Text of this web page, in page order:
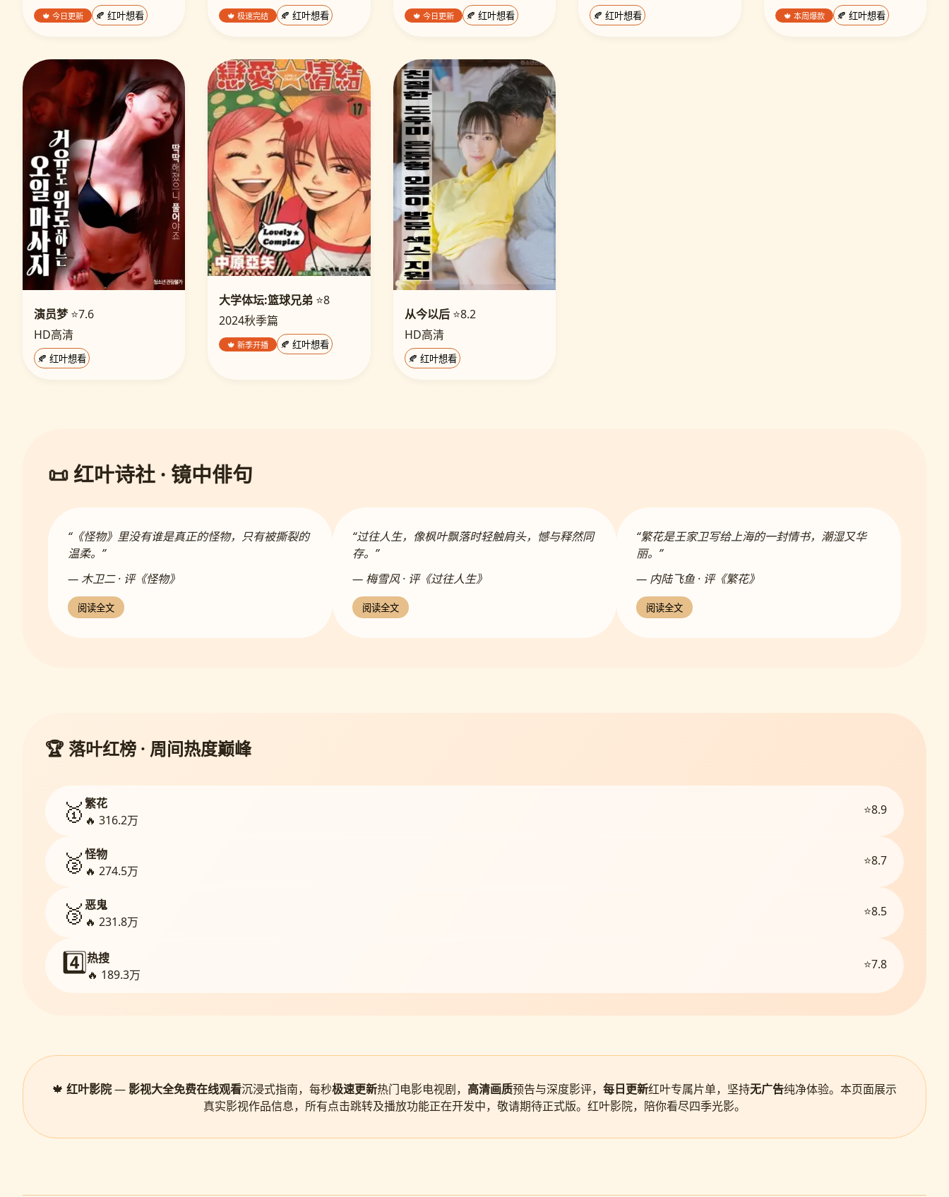
🍁 今日更新 🍂 红叶想看 🍁 极速完结 🍂 红叶想看 🍁 今日更新 🍂 红叶想看 🍂 红叶想看 🍁 本周爆款 🍂 红叶想看
演员梦⭐7.6
HD高清
🍂 红叶想看
大学体坛:篮球兄弟 ⭐8
2024秋季篇
🍁 新季开播 🍂 红叶想看
从今以后⭐8.2
HD高清
🍂 红叶想看
📜 红叶诗社 · 镜中俳句
“《怪物》里没有谁是真正的怪物，只有被撕裂的
温柔。”
— 木卫二 · 评《怪物》
阅读全文
“过往人生，像枫叶飘落时轻触肩头，憾与释然同
存。”
— 梅雪风 · 评《过往人生》
阅读全文
“繁花是王家卫写给上海的一封情书，潮湿又华
丽。”
— 内陆飞鱼 · 评《繁花》
阅读全文
🏆 落叶红榜 · 周间热度巅峰
🥇繁花
🔥 316.2万
⭐8.9
🥈怪物
🔥 274.5万
⭐8.7
🥉 恶鬼
🔥 231.8万
⭐8.5
4️⃣热搜
🔥 189.3万
⭐7.8
🍁 红叶影院— 影视大全免费在线观看沉浸式指南，每秒极速更新热门电影电视剧， 高清画质预告与深度影评， 每日更新红叶专属片单，坚持无广告纯净体验。本页面展示
真实影视作品信息，所有点击跳转及播放功能正在开发中，敬请期待正式版。红叶影院，陪你看尽四季光影。